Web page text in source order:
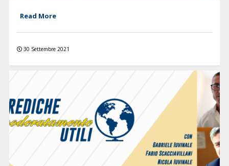
Read More
30 Settembre 2021